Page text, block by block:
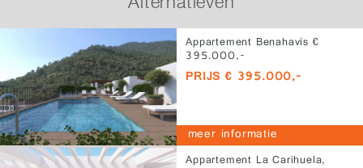
Appartement Benahavís €
395.000,-
PRIJS € 395.000,-
meer informatie
Appartement La Carihuela,